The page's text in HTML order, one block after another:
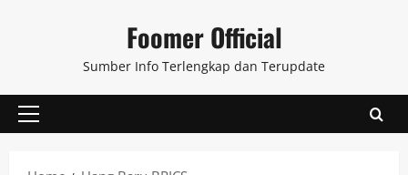
Foomer Official
Sumber Info Terlengkap dan Terupdate
Primary